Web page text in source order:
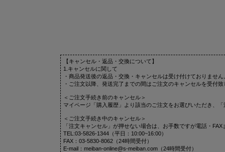
【キャンセル・返品・交換について】
1.キャンセルに関して
・商品発送後の返品・交換・キャンセルは受け付けておりません
・ご注文以降、発送完了までの間はご注文のキャンセルを受付致
＜ご注文手続き前のキャンセル＞
マイページ「購入履歴」より該当のご注文をお選びいただき、
＜ご注文手続き中のキャンセル＞
「注文キャンセル」が押せない場合は、お手数ですが電話・
TEL:03-5826-1344（平日：10:00~16:00）
FAX：03-5830-8062（24時間受付）
E-mail：meiban-online@s-meiban.com（24時間受付）